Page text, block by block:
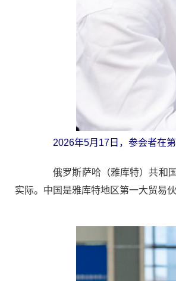
2026年5月17日，参会者在
俄罗斯萨哈（雅库特）共和国
实际。中国是雅库特地区第一大贸易